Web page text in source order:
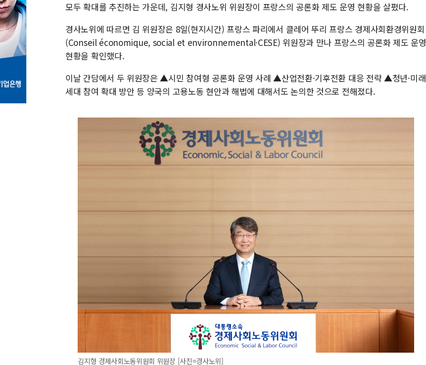
모두 확대를 추진하는 가운데, 김지형 경사노위 위원장이 프랑스의 공론화 제도 운영 현황을 살폈다.
경사노위에 따르면 김 위원장은 8일(현지시간) 프랑스 파리에서 클레어 뚜리 프랑스 경제사회환경위원회
(Conseil économique, social et environnemental·CESE) 위원장과 만나 프랑스의 공론화 제도 운영
현황을 확인했다.
이날 간담에서 두 위원장은 ▲시민 참여형 공론화 운영 사례 ▲산업전환·기후전환 대응 전략 ▲청년·미래
세대 참여 확대 방안 등 양국의 고용노동 현안과 해법에 대해서도 논의한 것으로 전해졌다.
김지형 경제사회노동위원회 위원장 [사진=경사노위]